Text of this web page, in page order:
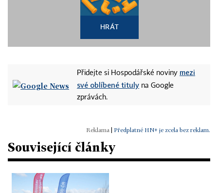
HRÁT
Přidejte si Hospodářské noviny mezi
své oblíbené tituly na Google
zprávách.
Předplatné HN+ je zcela bez reklam.
Související články